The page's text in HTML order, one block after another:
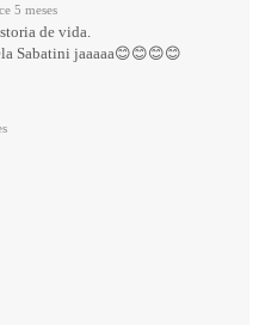
5 meses
de vida.
Sabatini jaaaaa😊😊😊😊